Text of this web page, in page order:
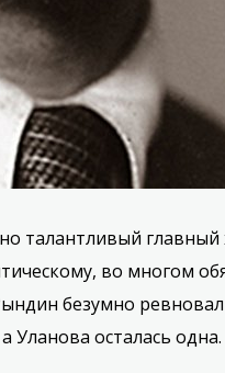
талантливый
во многом
безумно
Уланова осталась одна.